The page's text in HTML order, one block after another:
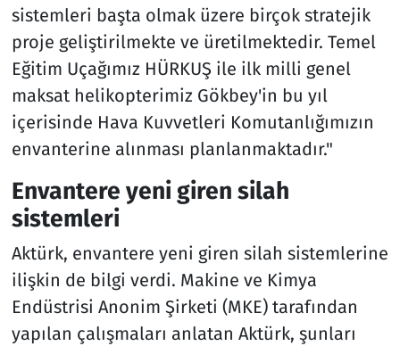
sistemleri başta olmak üzere birçok stratejik
proje geliştirilmekte ve üretilmektedir. Temel
Eğitim Uçağımız HÜRKUŞ ile ilk milli genel
maksat helikopterimiz Gökbey'in bu yıl
içerisinde Hava Kuvvetleri Komutanlığımızın
envanterine alınması planlanmaktadır."
Envantere yeni giren silah
sistemleri
Aktürk, envantere yeni giren silah sistemlerine
ilişkin de bilgi verdi. Makine ve Kimya
Endüstrisi Anonim Şirketi (MKE) tarafından
yapılan çalışmaları anlatan Aktürk, şunları